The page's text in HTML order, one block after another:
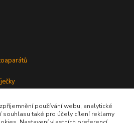
používání webu, analytické
souhlasu také pro účely cílení reklamy